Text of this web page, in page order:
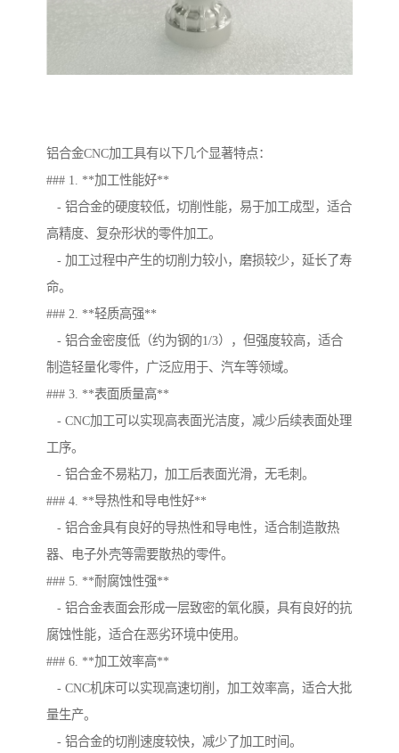
铝合金CNC加工具有以下几个显著特点：
### 1. **加工性能好**
- 铝合金的硬度较低，切削性能，易于加工成型，适合
高精度、复杂形状的零件加工。
- 加工过程中产生的切削力较小，磨损较少，延长了寿
命。
### 2. **轻质高强**
- 铝合金密度低（约为钢的1/3），但强度较高，适合
制造轻量化零件，广泛应用于、汽车等领域。
### 3. **表面质量高**
- CNC加工可以实现高表面光洁度，减少后续表面处理
工序。
- 铝合金不易粘刀，加工后表面光滑，无毛刺。
### 4. **导热性和导电性好**
- 铝合金具有良好的导热性和导电性，适合制造散热
器、电子外壳等需要散热的零件。
### 5. **耐腐蚀性强**
- 铝合金表面会形成一层致密的氧化膜，具有良好的抗
腐蚀性能，适合在恶劣环境中使用。
### 6. **加工效率高**
- CNC机床可以实现高速切削，加工效率高，适合大批
量生产。
- 铝合金的切削速度较快，减少了加工时间。